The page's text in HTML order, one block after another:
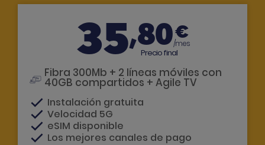
35,80€
/mes
Precio final
Fibra 300Mb + 2 líneas móviles con
40GB compartidos + Agile TV
Instalación gratuita
Velocidad 5G
eSIM disponible
Los mejores canales de pago